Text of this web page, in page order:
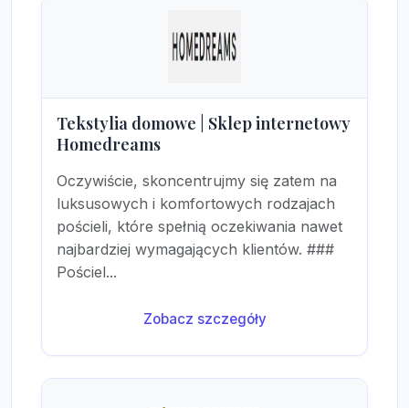
Tekstylia domowe | Sklep internetowy
Homedreams
Oczywiście, skoncentrujmy się zatem na
luksusowych i komfortowych rodzajach
pościeli, które spełnią oczekiwania nawet
najbardziej wymagających klientów. ###
Pościel...
Zobacz szczegóły